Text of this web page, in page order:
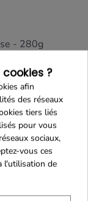
- 280g
de Noël
- 3 x
?
afin
des réseaux
tiers liés
pour vous
sociaux,
vous ces
l'utilisation de